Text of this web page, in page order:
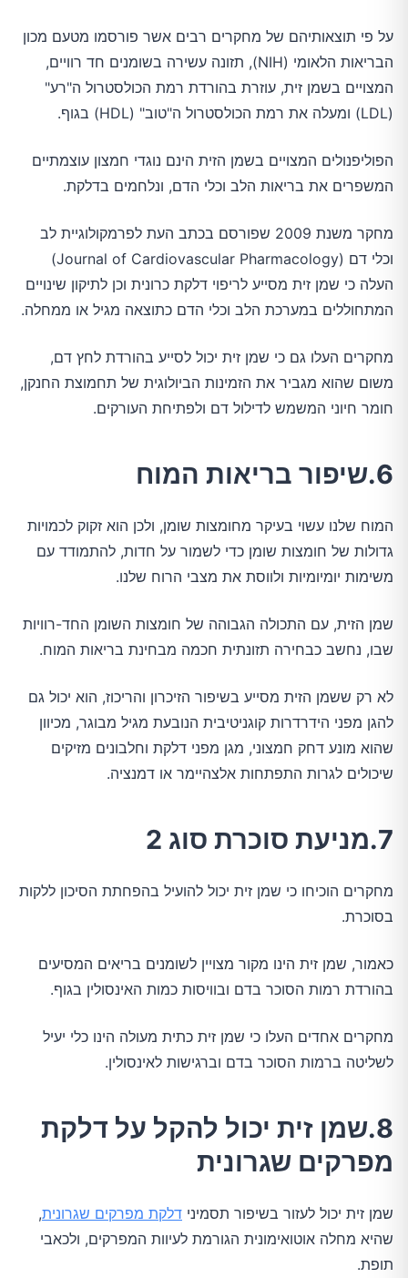
על פי תוצאותיהם של מחקרים רבים אשר פורסמו מטעם מכון
הבריאות הלאומי (NIH), תזונה עשירה בשומנים חד רוויים,
המצויים בשמן זית, עוזרת בהורדת רמת הכולסטרול ה"רע"
(LDL) ומעלה את רמת הכולסטרול ה"טוב" (HDL) בגוף.
הפוליפנולים המצויים בשמן הזית הינם נוגדי חמצון עוצמתיים
המשפרים את בריאות הלב וכלי הדם, ונלחמים בדלקת.
מחקר משנת 2009 שפורסם בכתב העת לפרמקולוגיית לב
וכלי דם (Journal of Cardiovascular Pharmacology)
העלה כי שמן זית מסייע לריפוי דלקת כרונית וכן לתיקון שינויים
המתחוללים במערכת הלב וכלי הדם כתוצאה מגיל או ממחלה.
מחקרים העלו גם כי שמן זית יכול לסייע בהורדת לחץ דם,
משום שהוא מגביר את הזמינות הביולוגית של תחמוצת החנקן,
חומר חיוני המשמש לדילול דם ולפתיחת העורקים.
6.שיפור בריאות המוח
המוח שלנו עשוי בעיקר מחומצות שומן, ולכן הוא זקוק לכמויות
גדולות של חומצות שומן כדי לשמור על חדות, להתמודד עם
משימות יומיומיות ולווסת את מצבי הרוח שלנו.
שמן הזית, עם התכולה הגבוהה של חומצות השומן החד-רוויות
שבו, נחשב כבחירה תזונתית חכמה מבחינת בריאות המוח.
לא רק ששמן הזית מסייע בשיפור הזיכרון והריכוז, הוא יכול גם
להגן מפני הידרדרות קוגניטיבית הנובעת מגיל מבוגר, מכיוון
שהוא מונע דחק חמצוני, מגן מפני דלקת וחלבונים מזיקים
שיכולים לגרות התפתחות אלצהיימר או דמנציה.
7.מניעת סוכרת סוג 2
מחקרים הוכיחו כי שמן זית יכול להועיל בהפחתת הסיכון ללקות
בסוכרת.
כאמור, שמן זית הינו מקור מצויין לשומנים בריאים המסיעים
בהורדת רמות הסוכר בדם ובוויסות כמות האינסולין בגוף.
מחקרים אחדים העלו כי שמן זית כתית מעולה הינו כלי יעיל
לשליטה ברמות הסוכר בדם וברגישות לאינסולין.
8.שמן זית יכול להקל על דלקת
מפרקים שגרונית
שמן זית יכול לעזור בשיפור תסמיני דלקת מפרקים שגרונית,
שהיא מחלה אוטואימונית הגורמת לעיוות המפרקים, ולכאבי
תופת.